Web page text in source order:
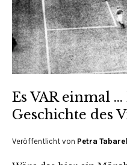
Es VAR einmal
Geschichte des
Veröffentlicht von Petra